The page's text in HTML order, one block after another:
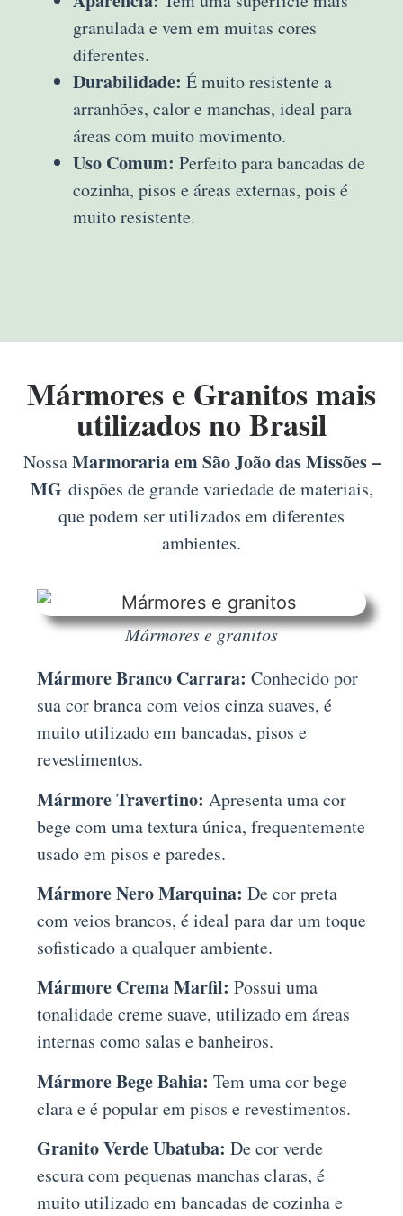
granulada e vem em muitas cores
diferentes.
Durabilidade: É muito resistente a
arranhões, calor e manchas, ideal para
áreas com muito movimento.
Uso Comum: Perfeito para bancadas de
cozinha, pisos e áreas externas, pois é
muito resistente.
Mármores e Granitos mais
utilizados no Brasil
NossaMarmoraria em São João das Missões –
MG dispões de grande variedade de materiais,
que podem ser utilizados em diferentes
ambientes.
Mármores e granitos
Mármore Branco Carrara: Conhecido por
sua cor branca com veios cinza suaves, é
muito utilizado em bancadas, pisos e
revestimentos.
Mármore Travertino: Apresenta uma cor
bege com uma textura única, frequentemente
usado em pisos e paredes.
Mármore Nero Marquina: De cor preta
com veios brancos, é ideal para dar um toque
sofisticado a qualquer ambiente.
Mármore Crema Marfil: Possui uma
tonalidade creme suave, utilizado em áreas
internas como salas e banheiros.
Mármore Bege Bahia: Tem uma cor bege
clara e é popular em pisos e revestimentos.
Granito Verde Ubatuba: De cor verde
escura com pequenas manchas claras, é
muito utilizado em bancadas de cozinha e